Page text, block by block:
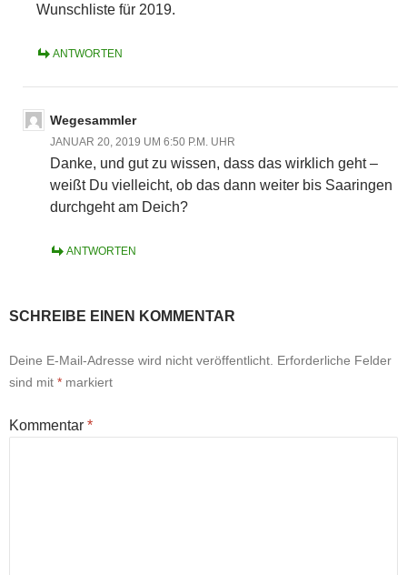
Wunschliste für 2019.
ANTWORTEN
Wegesammler
JANUAR 20, 2019 UM 6:50 P.M. UHR
Danke, und gut zu wissen, dass das wirklich geht –
weißt Du vielleicht, ob das dann weiter bis Saaringen
durchgeht am Deich?
ANTWORTEN
SCHREIBE EINEN KOMMENTAR
Deine E-Mail-Adresse wird nicht veröffentlicht. Erforderliche Felder
sind mit * markiert
Kommentar *